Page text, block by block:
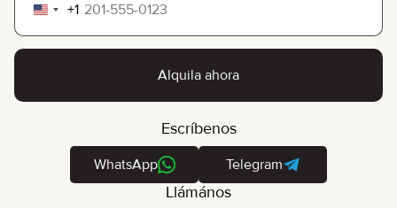
United
States
+1
Alquila ahora
Escríbenos
WhatsApp Telegram
Llámános